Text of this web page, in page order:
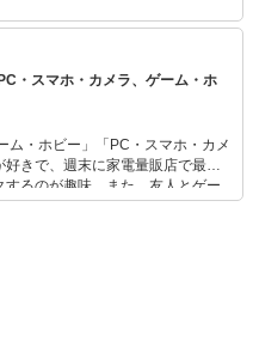
』『日経ネットブレーン』『デジ
ンディネット』などを経てフリー
としてテレビやラジオ、新聞、
「キャイ～ン
るほか、ラジオ番組の家電製品
にも携わっている。
・スマホ・カメラ、ゲーム・ホ
ム・ホビー」「PC・スマホ・カメ
好きで、週末に家電量販店で最新
するのが趣味。また、友人とゲー
イトルやイベント情報もいち早